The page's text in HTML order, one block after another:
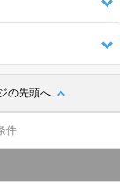
の先頭へ
件